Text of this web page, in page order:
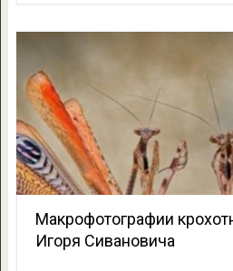
Макрофотографии
Игоря Сивановича